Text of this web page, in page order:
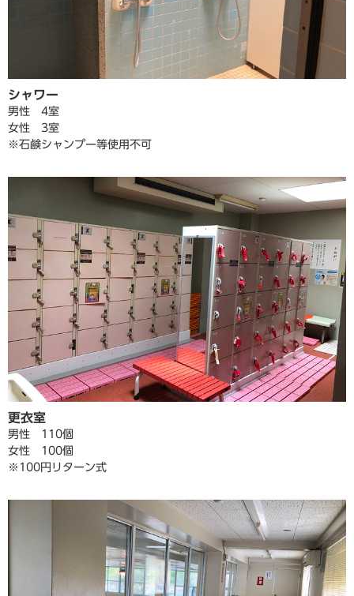
シャワー
男性 4室
女性 3室
※石鹸シャンプー等使用不可
更衣室
男性 110個
女性 100個
※100円リターン式